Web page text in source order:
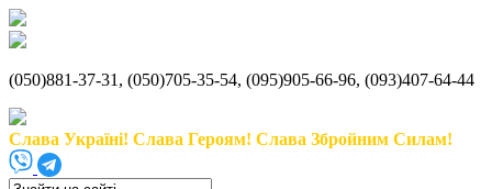
(050)881-37-31, (050)705-35-54, (095)905-66-96, (093)407-64-44
Слава Україні! Слава Героям! Слава Збройним Силам!